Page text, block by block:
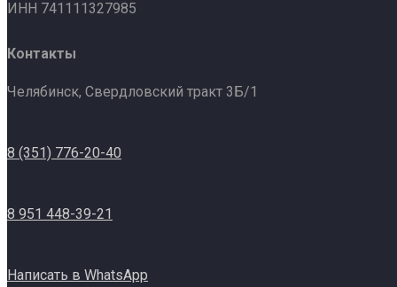
ИНН 741111327985
Контакты
Челябинск, Свердловский тракт 3Б/1
8 (351) 776-20-40
8 951 448-39-21
Написать в WhatsApp